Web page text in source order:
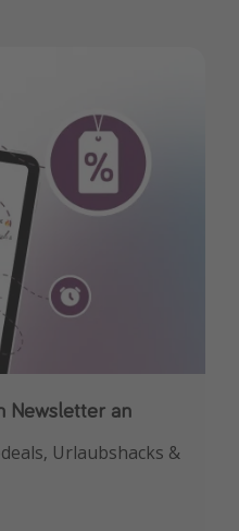
Newsletter an
Urlaubshacks &
als